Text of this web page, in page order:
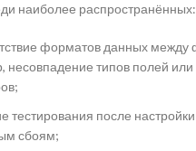
наиболее распространённых:
форматов данных
несовпадение типов полей
тестирования после
сбоям;